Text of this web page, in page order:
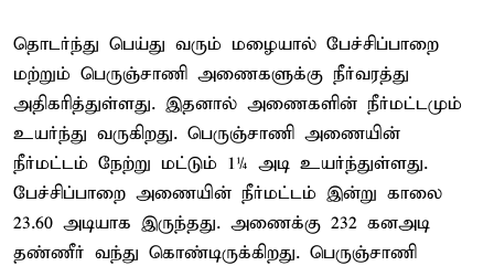
தொடர்ந்து பெய்து வரும் மழையால் பேச்சிப்பாறை
மற்றும் பெருஞ்சாணி அணைகளுக்கு நீர்வரத்து
அதிகரித்துள்ளது. இதனால் அணைகளின் நீர்மட்டமும்
உயர்ந்து வருகிறது. பெருஞ்சாணி அணையின்
நீர்மட்டம் நேற்று மட்டும் 1¼ அடி உயர்ந்துள்ளது.
பேச்சிப்பாறை அணையின் நீர்மட்டம் இன்று காலை
23.60 அடியாக இருந்தது. அணைக்கு 232 கனஅடி
தண்ணீர் வந்து கொண்டிருக்கிறது. பெருஞ்சாணி